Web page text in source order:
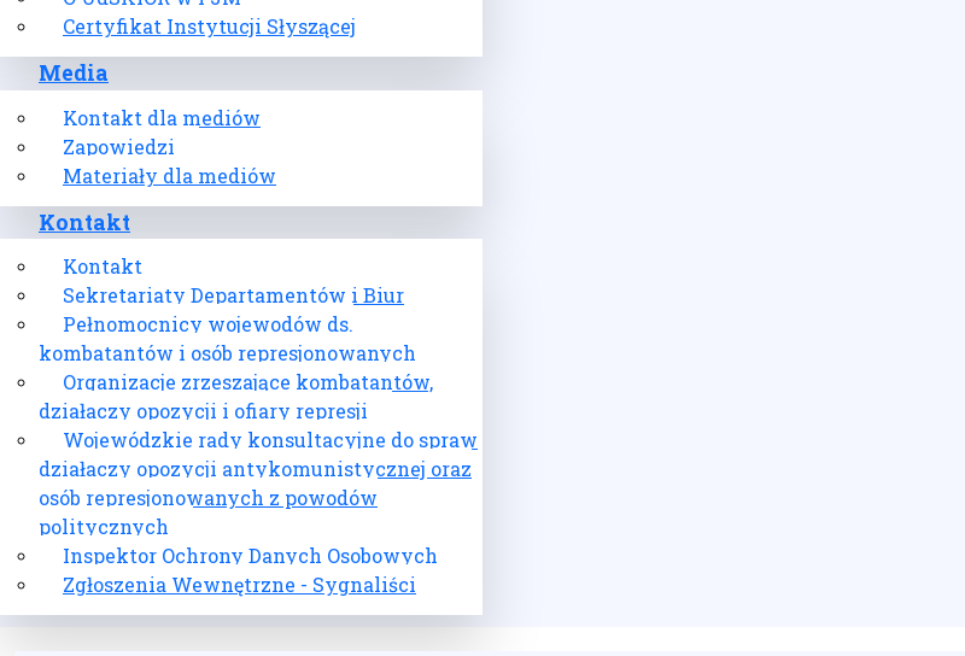
Certyfikat Instytucji Słyszącej
Media
Kontakt dla mediów
Zapowiedzi
Materiały dla mediów
Kontakt
Kontakt
Sekretariaty Departamentów i Biur
Pełnomocnicy wojewodów ds.
kombatantów i osób represjonowanych
Organizacje zrzeszające kombatantów,
działaczy opozycji i ofiary represji
Wojewódzkie rady konsultacyjne do spraw
działaczy opozycji antykomunistycznej oraz
osób represjonowanych z powodów
politycznych
Inspektor Ochrony Danych Osobowych
Zgłoszenia Wewnętrzne - Sygnaliści